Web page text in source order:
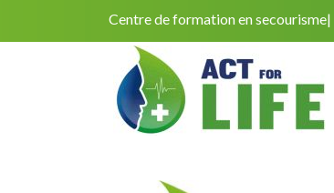
Centre de formation en secourisme